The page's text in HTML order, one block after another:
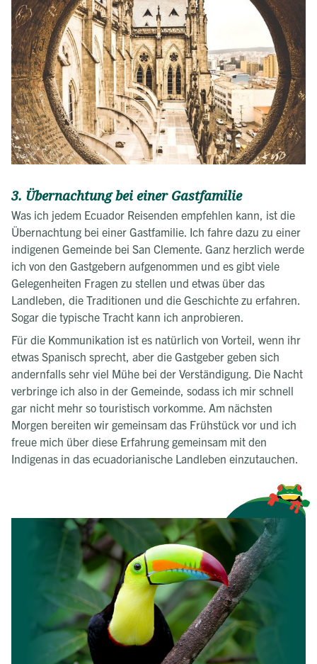
3. Übernachtung bei einer Gastfamilie
Was ich jedem Ecuador Reisenden empfehlen kann, ist die
Übernachtung bei einer Gastfamilie. Ich fahre dazu zu einer
indigenen Gemeinde bei San Clemente. Ganz herzlich werde
ich von den Gastgebern aufgenommen und es gibt viele
Gelegenheiten Fragen zu stellen und etwas über das
Landleben, die Traditionen und die Geschichte zu erfahren.
Sogar die typische Tracht kann ich anprobieren.
Für die Kommunikation ist es natürlich von Vorteil, wenn ihr
etwas Spanisch sprecht, aber die Gastgeber geben sich
andernfalls sehr viel Mühe bei der Verständigung. Die Nacht
verbringe ich also in der Gemeinde, sodass ich mir schnell
gar nicht mehr so touristisch vorkomme. Am nächsten
Morgen bereiten wir gemeinsam das Frühstück vor und ich
freue mich über diese Erfahrung gemeinsam mit den
Indigenas in das ecuadorianische Landleben einzutauchen.